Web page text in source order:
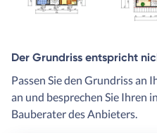
Der Grundriss entspricht
Passen Sie den Grundriss an
an und besprechen Sie Ihren
Bauberater des Anbieters.